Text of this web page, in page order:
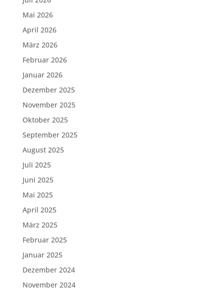
Mai 2026
April 2026
März 2026
Februar 2026
Januar 2026
Dezember 2025
November 2025
Oktober 2025
September 2025
August 2025
Juli 2025
Juni 2025
Mai 2025
April 2025
März 2025
Februar 2025
Januar 2025
Dezember 2024
November 2024